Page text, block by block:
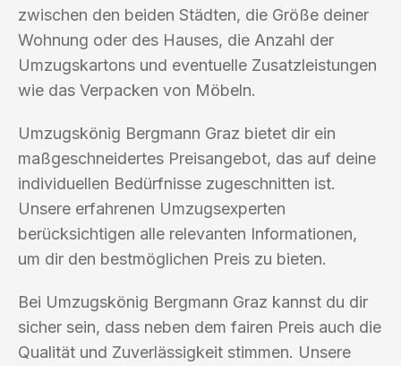
zwischen den beiden Städten, die Größe deiner
Wohnung oder des Hauses, die Anzahl der
Umzugskartons und eventuelle Zusatzleistungen
wie das Verpacken von Möbeln.
Umzugskönig Bergmann Graz bietet dir ein
maßgeschneidertes Preisangebot, das auf deine
individuellen Bedürfnisse zugeschnitten ist.
Unsere erfahrenen Umzugsexperten
berücksichtigen alle relevanten Informationen,
um dir den bestmöglichen Preis zu bieten.
Bei Umzugskönig Bergmann Graz kannst du dir
sicher sein, dass neben dem fairen Preis auch die
Qualität und Zuverlässigkeit stimmen. Unsere